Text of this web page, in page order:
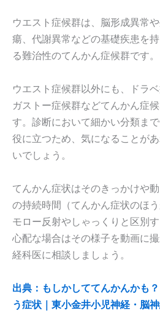
ウエスト症候群は、脳形成異常
瘍、代謝異常などの基礎疾患を
る難治性のてんかん症候群です。
ウエスト症候群以外にも、ドラ
ガストー症候群などてんかん症
す。診断において細かい分類ま
役に立つため、気になることが
いでしょう。
てんかん症状はそのきっかけや
の持続時間（てんかん症状のほう
モロー反射やしゃっくりと区別す
心配な場合はその様子を動画に
経科医に相談しましょう。
出典：もしかしててんかんかも
う症状｜東小金井小児神経・脳